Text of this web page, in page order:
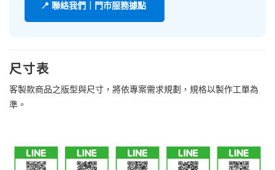
📍 聯絡我們｜門市服務據點
尺寸表
客製款商品之版型與尺寸，將依專案需求規劃，規格以製作工單為
準。